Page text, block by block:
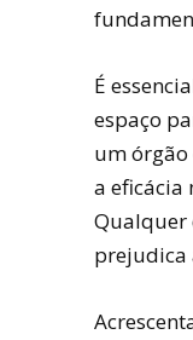
É
espaço
um
a eficácia
Qualquer
prejudica